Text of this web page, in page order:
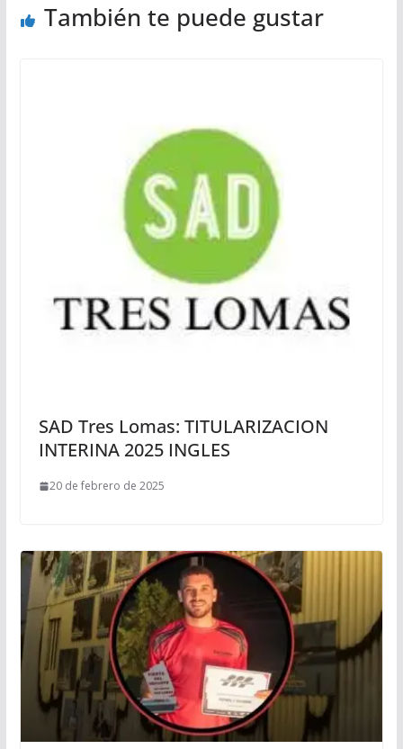
También te puede gustar
SAD Tres Lomas: TITULARIZACION
INTERINA 2025 INGLES
20 de febrero de 2025